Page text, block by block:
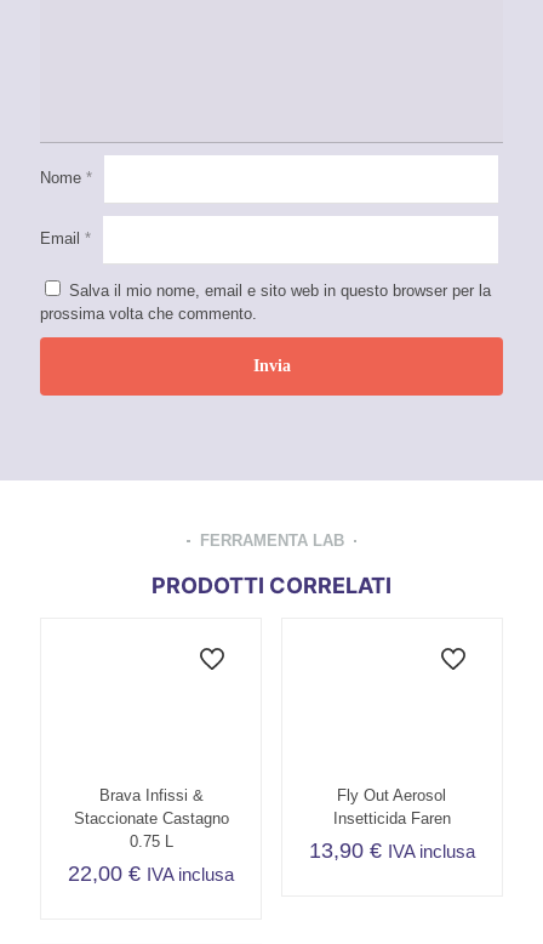
Nome *
Email *
Salva il mio nome, email e sito web in questo browser per la
prossima volta che commento.
FERRAMENTA LAB
PRODOTTI CORRELATI
Brava Infissi &
Staccionate Castagno
0.75 L
22,00€ IVA inclusa
Fly Out Aerosol
Insetticida Faren
13,90 € IVA inclusa